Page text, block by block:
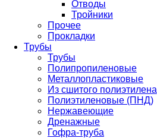
Отводы
Тройники
Прочее
Прокладки
Трубы
Трубы
Полипропиленовые
Металлопластиковые
Из сшитого полиэтилена
Полиэтиленовые (ПНД)
Нержавеющие
Дренажные
Гофра-труба